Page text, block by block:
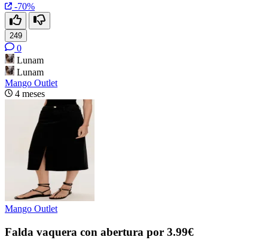
-70%
249
0
Lunam
Lunam
Mango Outlet
4 meses
Mango Outlet
Falda vaquera con abertura por 3.99€